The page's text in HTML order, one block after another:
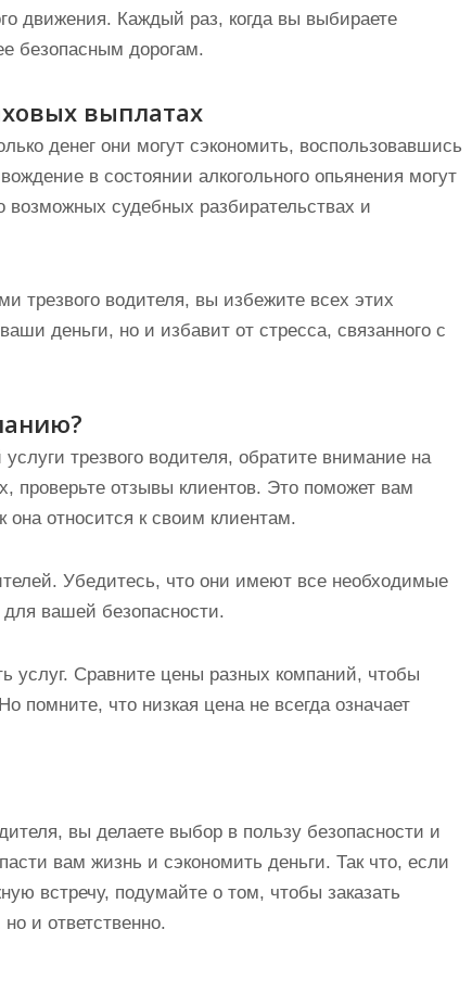
движения. Каждый раз, когда вы выбираете
безопасным дорогам.
выплатах
денег они могут сэкономить, воспользовавшись
в состоянии алкогольного опьянения могут
судебных разбирательствах и
трезвого водителя, вы избежите всех этих
деньги, но и избавит от стресса, связанного с
трезвого водителя, обратите внимание на
проверьте отзывы клиентов. Это поможет вам
она относится к своим клиентам.
Убедитесь, что они имеют все необходимые
вашей безопасности.
услуг. Сравните цены разных компаний, чтобы
помните, что низкая цена не всегда означает
вы делаете выбор в пользу безопасности и
вам жизнь и сэкономить деньги. Так что, если
встречу, подумайте о том, чтобы заказать
и ответственно.